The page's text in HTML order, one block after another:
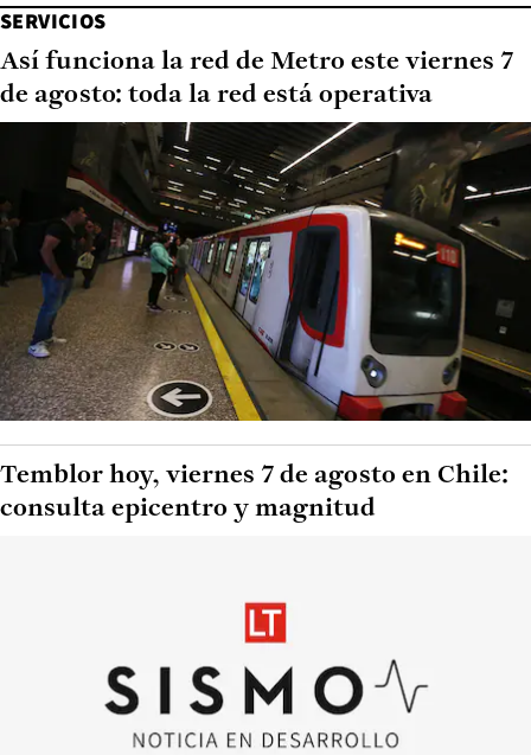
SERVICIOS
Así funciona la red de Metro este viernes 7
de agosto: toda la red está operativa
Temblor hoy, viernes 7 de agosto en Chile:
consulta epicentro y magnitud